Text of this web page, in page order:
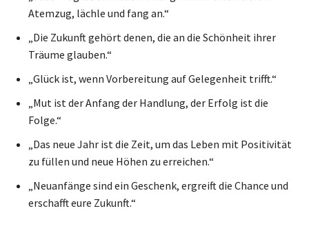
Atemzug, lächle und fang an.“
„Die Zukunft gehört denen, die an die Schönheit ihrer
Träume glauben.“
„Glück ist, wenn Vorbereitung auf Gelegenheit trifft.“
„Mut ist der Anfang der Handlung, der Erfolg ist die
Folge.“
„Das neue Jahr ist die Zeit, um das Leben mit Positivität
zu füllen und neue Höhen zu erreichen.“
„Neuanfänge sind ein Geschenk, ergreift die Chance und
erschafft eure Zukunft.“